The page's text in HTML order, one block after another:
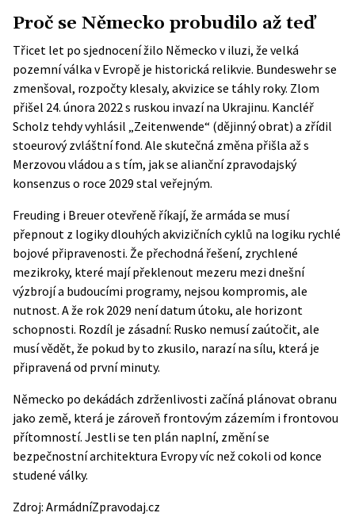
Proč se Německo probudilo až teď
Třicet let po sjednocení žilo Německo v iluzi, že velká
pozemní válka v Evropě je historická relikvie. Bundeswehr se
zmenšoval, rozpočty klesaly, akvizice se táhly roky. Zlom
přišel 24. února 2022 s ruskou invazí na Ukrajinu. Kancléř
Scholz tehdy vyhlásil „Zeitenwende“ (dějinný obrat) a zřídil
stoeurový zvláštní fond. Ale skutečná změna přišla až s
Merzovou vládou a s tím, jak se alianční zpravodajský
konsenzus o roce 2029 stal veřejným.
Freuding i Breuer otevřeně říkají, že armáda se musí
přepnout z logiky dlouhých akvizičních cyklů na logiku rychlé
bojové připravenosti. Že přechodná řešení, zrychlené
mezikroky, které mají překlenout mezeru mezi dnešní
výzbrojí a budoucími programy, nejsou kompromis, ale
nutnost. A že rok 2029 není datum útoku, ale horizont
schopnosti. Rozdíl je zásadní: Rusko nemusí zaútočit, ale
musí vědět, že pokud by to zkusilo, narazí na sílu, která je
připravená od první minuty.
Německo po dekádách zdrženlivosti začíná plánovat obranu
jako země, která je zároveň frontovým zázemím i frontovou
přítomností. Jestli se ten plán naplní, změní se
bezpečnostní architektura Evropy víc než cokoli od konce
studené války.
Zdroj: ArmádníZpravodaj.cz